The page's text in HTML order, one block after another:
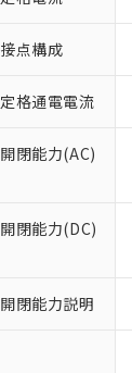
接点構成
定格通電電流
開閉能力(AC)
開閉能力(DC)
開閉能力説明